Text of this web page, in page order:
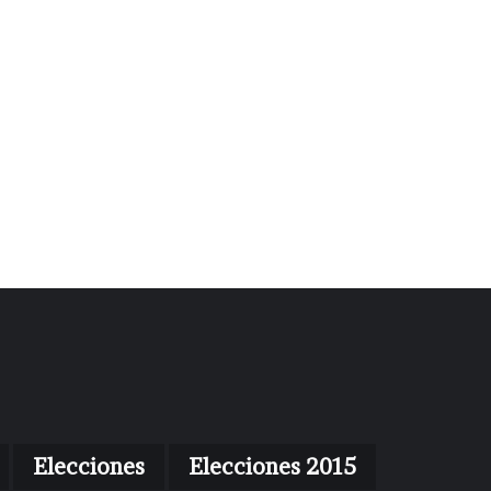
Elecciones Elecciones 2015